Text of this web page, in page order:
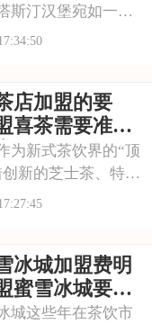
斯汀汉堡宛如一股
新的姿态闯入大众
模式所吸引，想要
的品牌力量开启自
路。那么
店加盟的要
喜茶需要准备
新式茶饮界的“顶
新的芝士茶、特色
时尚的门店设计，
要满足哪些条件？
奶茶店加盟的要
茶需要
冰城加盟费明
蜜雪冰城要多
这些年在茶饮市